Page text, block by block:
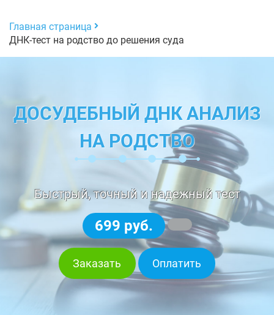
Главная страница
ДНК-тест на родство до решения суда
ДОСУДЕБНЫЙ ДНК АНАЛИЗ
НА РОДСТВО
Быстрый, точный и надежный тест
699 руб.
Заказать Оплатить